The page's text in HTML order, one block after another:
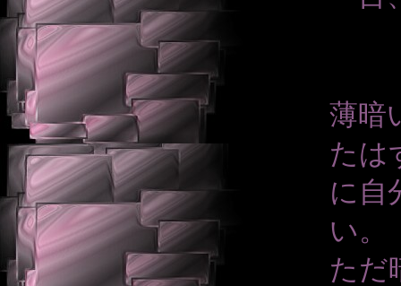
薄暗
たは
に自
い。
ただ